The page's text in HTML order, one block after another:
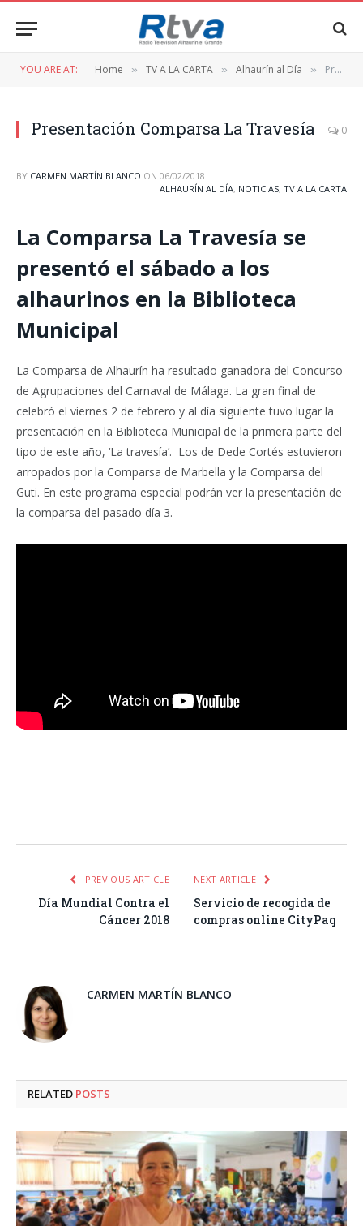
YOU ARE AT: Home » TV A LA CARTA » Alhaurín al Día » Presentación Comparsa La Travesía
Presentación Comparsa La Travesía 0
BY CARMEN MARTÍN BLANCO ON 06/02/2018
ALHAURÍN AL DÍA, NOTICIAS, TV A LA CARTA
La Comparsa La Travesía se
presentó el sábado a los
alhaurinos en la Biblioteca
Municipal
La Comparsa de Alhaurín ha resultado ganadora del Concurso
de Agrupaciones del Carnaval de Málaga. La gran final de
celebró el viernes 2 de febrero y al día siguiente tuvo lugar la
presentación en la Biblioteca Municipal de la primera parte del
tipo de este año, ‘La travesía’. Los de Dede Cortés estuvieron
arropados por la Comparsa de Marbella y la Comparsa del
Guti. En este programa especial podrán ver la presentación de
la comparsa del pasado día 3.
PREVIOUS ARTICLE
Día Mundial Contra el
Cáncer 2018
NEXT ARTICLE
Servicio de recogida de
compras online CityPaq
CARMEN MARTÍN BLANCO
RELATED POSTS